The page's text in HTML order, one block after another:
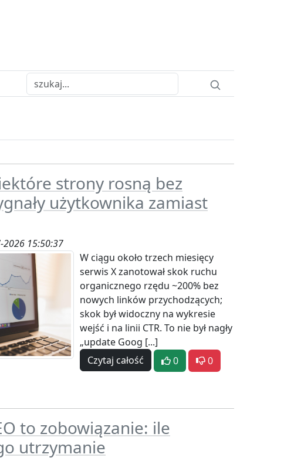
strony rosną bez
użytkownika zamiast
15:50:37
W ciągu około trzech miesięcy
serwis X zanotował skok ruchu
organicznego rzędu ~200% bez
nowych linków przychodzących;
skok był widoczny na wykresie
wejść i na linii CTR. To nie był nagły
„update Goog [...]
Czytaj całość
0
0
to zobowiązanie: ile
utrzymanie